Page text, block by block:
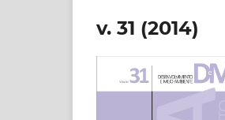
v. 31 (2014)